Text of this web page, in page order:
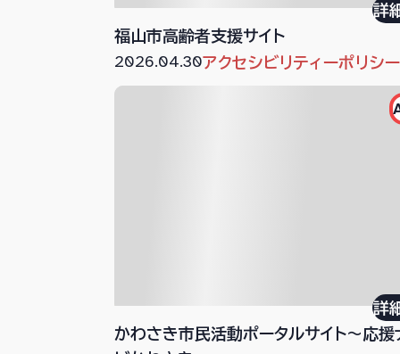
福山市高齢者支援サイト
詳
2026.04.30アクセシビリティーポリシー
かわさき市民活動ポータルサイト～応援
詳